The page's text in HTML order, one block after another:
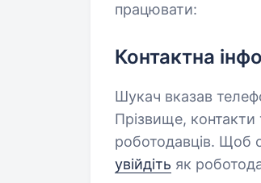
працювати:
Контактна
Шукач вказав
Прізвище, контакти
роботодавців. Щоб
увійдіть як